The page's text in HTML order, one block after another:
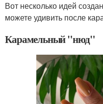
Вот несколько идей
можете удивить после
Карамельный "нюд"